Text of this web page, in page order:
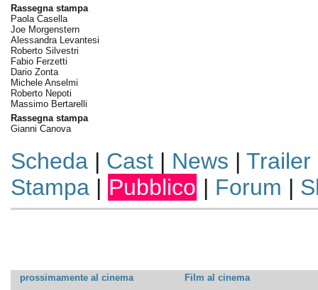
Rassegna stampa
Paola Casella
Joe Morgenstern
Alessandra Levantesi
Roberto Silvestri
Fabio Ferzetti
Dario Zonta
Michele Anselmi
Roberto Nepoti
Massimo Bertarelli
Rassegna stampa
Gianni Canova
Scheda| Cast| News | Trailer
Stampa| Pubblico | Forum |
prossimamente al cinema
Film al cinema